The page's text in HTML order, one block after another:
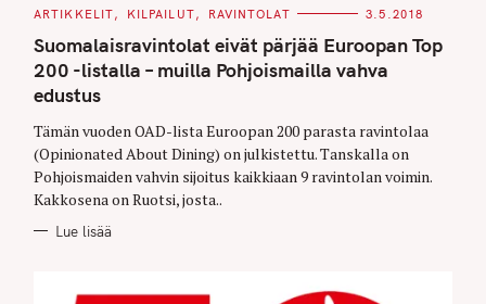
C
T
E
G
O
R
I
S
ARTIKKELIT KILPAILUT RAVINTOLAT 3.5.2018
Suomalaisravintolat eivät pärjää Euroopan Top
200 -listalla – muilla Pohjoismailla vahva
edustus
Tämän vuoden OAD-lista Euroopan 200 parasta ravintolaa
(Opinionated About Dining) on julkistettu. Tanskalla on
Pohjoismaiden vahvin sijoitus kaikkiaan 9 ravintolan voimin.
Kakkosena on Ruotsi, josta..
Lue lisää